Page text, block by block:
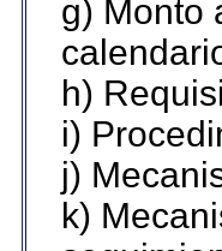
g) Monto
h)
i)
j)
k)